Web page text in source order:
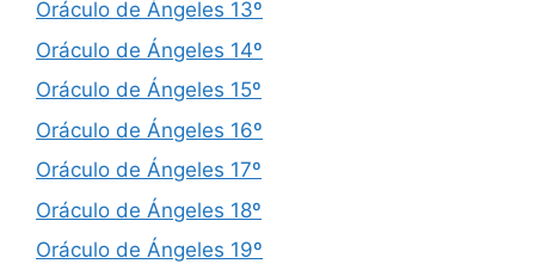
Oráculo de Ángeles 13º
Oráculo de Ángeles 14º
Oráculo de Ángeles 15º
Oráculo de Ángeles 16º
Oráculo de Ángeles 17º
Oráculo de Ángeles 18º
Oráculo de Ángeles 19º